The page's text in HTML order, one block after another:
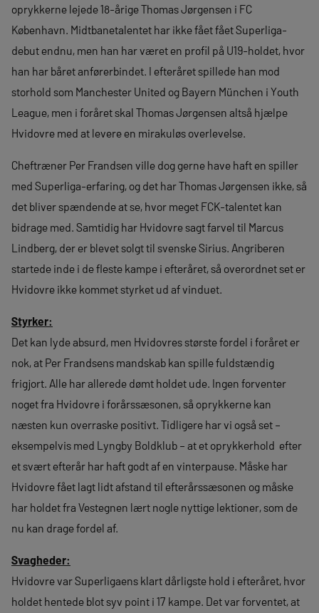
oprykkerne lejede 18-årige Thomas Jørgensen i FC
København. Midtbanetalentet har ikke fået fået Superliga-
debut endnu, men han har været en profil på U19-holdet, hvor
han har båret anførerbindet. I efteråret spillede han mod
storhold som Manchester United og Bayern München i Youth
League, men i foråret skal Thomas Jørgensen altså hjælpe
Hvidovre med at levere en mirakuløs overlevelse.
Cheftræner Per Frandsen ville dog gerne have haft en spiller
med Superliga-erfaring, og det har Thomas Jørgensen ikke, så
det bliver spændende at se, hvor meget FCK-talentet kan
bidrage med. Samtidig har Hvidovre sagt farvel til Marcus
Lindberg, der er blevet solgt til svenske Sirius. Angriberen
startede inde i de fleste kampe i efteråret, så overordnet set er
Hvidovre ikke kommet styrket ud af vinduet.
Styrker:
Det kan lyde absurd, men Hvidovres største fordel i foråret er
nok, at Per Frandsens mandskab kan spille fuldstændig
frigjort. Alle har allerede dømt holdet ude. Ingen forventer
noget fra Hvidovre i forårssæsonen, så oprykkerne kan
næsten kun overraske positivt. Tidligere har vi også set –
eksempelvis med Lyngby Boldklub – at et oprykkerhold efter
et svært efterår har haft godt af en vinterpause. Måske har
Hvidovre fået lagt lidt afstand til efterårssæsonen og måske
har holdet fra Vestegnen lært nogle nyttige lektioner, som de
nu kan drage fordel af.
Svagheder:
Hvidovre var Superligaens klart dårligste hold i efteråret, hvor
holdet hentede blot syv point i 17 kampe. Det var forventet, at